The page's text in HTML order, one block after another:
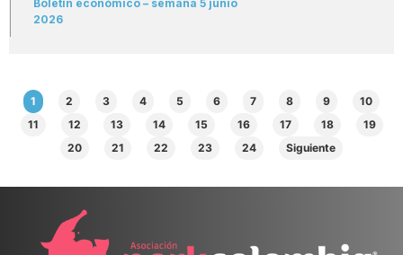
Boletín económico – semana 5 junio
2026
1 2 3 4 5 6 7 8 9
10
11
12 13 14 15 16 17 18
19
20
21 22 23 24 Siguiente